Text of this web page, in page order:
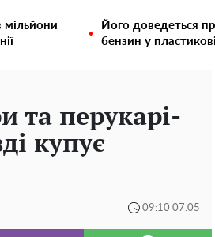
мільйони
Його доведеться
бензин у
та перукарі-
купує
09:10 07.05